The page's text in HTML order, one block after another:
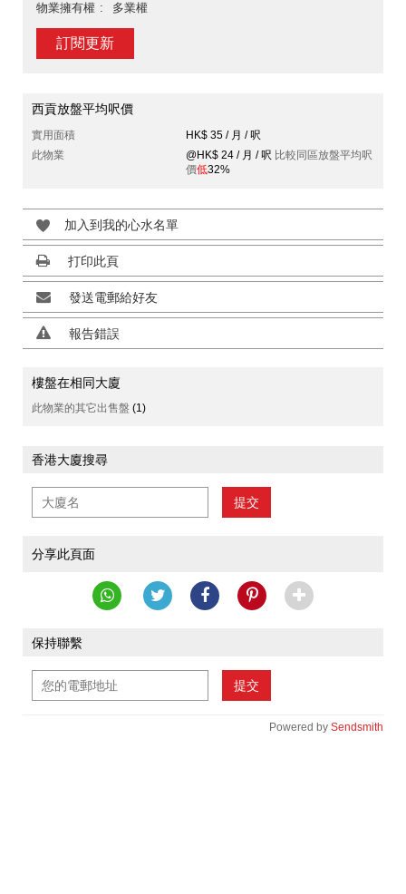
物業擁有權
多業權
訂閱更新
西貢放盤平均呎價
實用面積
HK$ 35 / 月 / 呎
此物業
@HK$ 24 / 月 / 呎 比較同區放盤平均呎
價低32%
加入到我的心水名單
打印此頁
發送電郵給好友
報告錯誤
樓盤在相同大廈
此物業的其它出售盤 (1)
香港大廈搜尋
提交
分享此頁面
保持聯繫
提交
Powered by Sendsmith